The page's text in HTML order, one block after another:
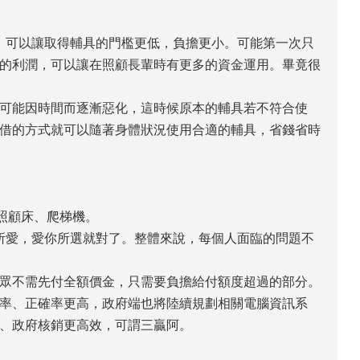
以讓取得輔具的門檻更低，負擔更小。可能第一次只
利潤，可以讓在照顧長輩時有更多的資金運用。畢竟很
能因時間而逐漸惡化，這時候原本的輔具若不符合使
的方式就可以隨著身體狀況使用合適的輔具，省錢省時
床、爬梯機。
，愛你所選就對了。整體來說，每個人面臨的問題不
需先付全額價金，只需要負擔給付額度超過的部分。
、正確率更高，政府端也將陸續規劃相關電腦資訊系
政府核銷更高效，可謂三贏阿。